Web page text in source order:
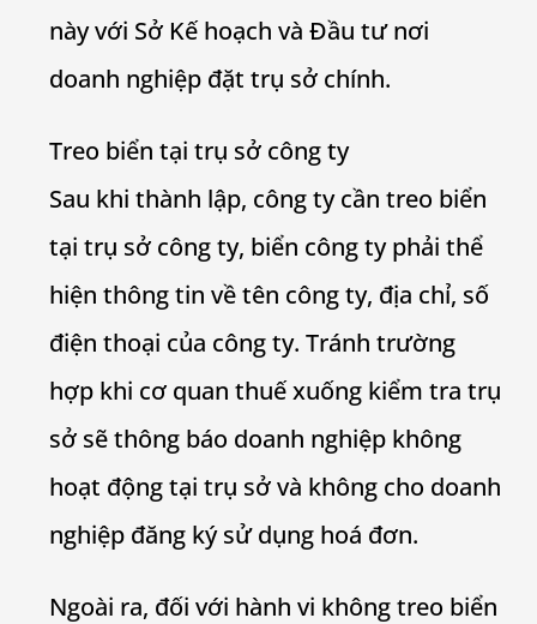
này với Sở Kế hoạch và Đầu tư nơi
doanh nghiệp đặt trụ sở chính.
Treo biển tại trụ sở công ty
Sau khi thành lập, công ty cần treo biển
tại trụ sở công ty, biển công ty phải thể
hiện thông tin về tên công ty, địa chỉ, số
điện thoại của công ty. Tránh trường
hợp khi cơ quan thuế xuống kiểm tra trụ
sở sẽ thông báo doanh nghiệp không
hoạt động tại trụ sở và không cho doanh
nghiệp đăng ký sử dụng hoá đơn.
Ngoài ra, đối với hành vi không treo biển